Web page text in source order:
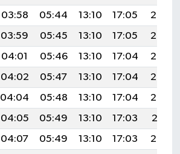
03:58 05:44 13:10 17:05
20:26
03:59 05:45 13:10 17:05
20:25
04:01 05:46 13:10 17:04
20:24
04:02 05:47 13:10 17:04
20:23
04:04 05:48 13:10 17:04
20:22
04:05 05:49 13:10 17:03
20:21
04:07 05:49 13:10 17:03
20:20